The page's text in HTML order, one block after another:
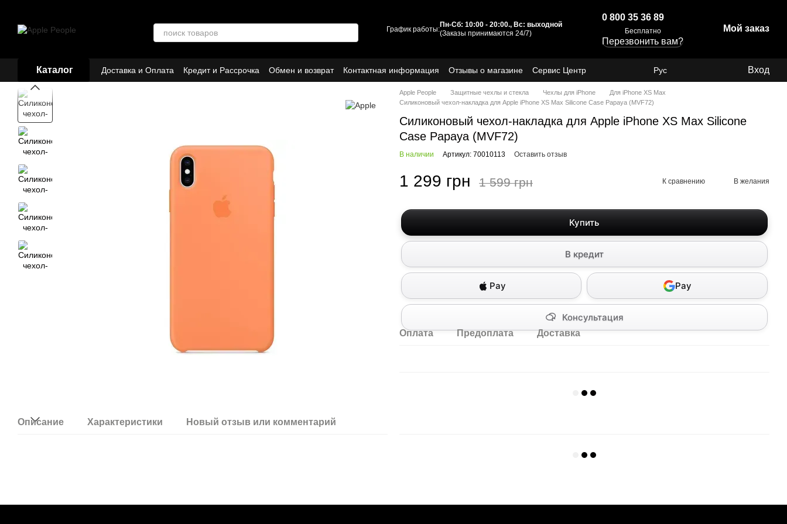
График работы:
Пн-Сб: 10:00 - 20:00., Вс: выходной
(Заказы принимаются 24/7)
0 800 35 36 89
Бесплатно
Перезвонить вам?
Мой заказ
Каталог Доставка и Оплата Кредит и Рассрочка Обмен и возврат Контактная информация Отзывы о магазине
Сервис Центр
Договор публичной оферты
Партнёры О нас
Рус Вход
Описание Характеристики Новый отзыв или комментарий
Apple People Защитные чехлы и стекла Чехлы для iPhone
Для iPhone XS Max
Силиконовый чехол-накладка для Apple iPhone XS Max Silicone Case Papaya (MVF72)
Силиконовый чехол-накладка для Apple iPhone XS Max Silicone
Case Papaya (MVF72)
В наличии Артикул: 70010113 Оставить отзыв
1 299 грн 1 599 грн К сравнению В желания
Купить
В кредит
Консультация
Pay Pay
Оплата Предоплата Доставка